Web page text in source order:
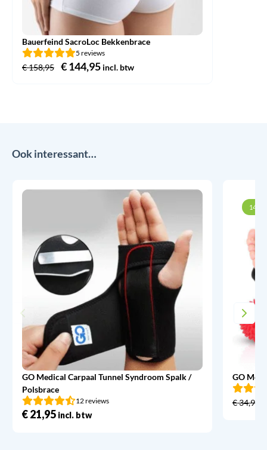
Bauerfeind SacroLoc Bekkenbrace
5 reviews
€158,95
Oorspronkelijke
€144,95Huidige
incl. btw
Ook interessant…
GO Medical Carpaal Tunnel Syndroom Spalk /
Polsbrace
12 reviews
€21,95 incl. btw
14%
GO
€34,95